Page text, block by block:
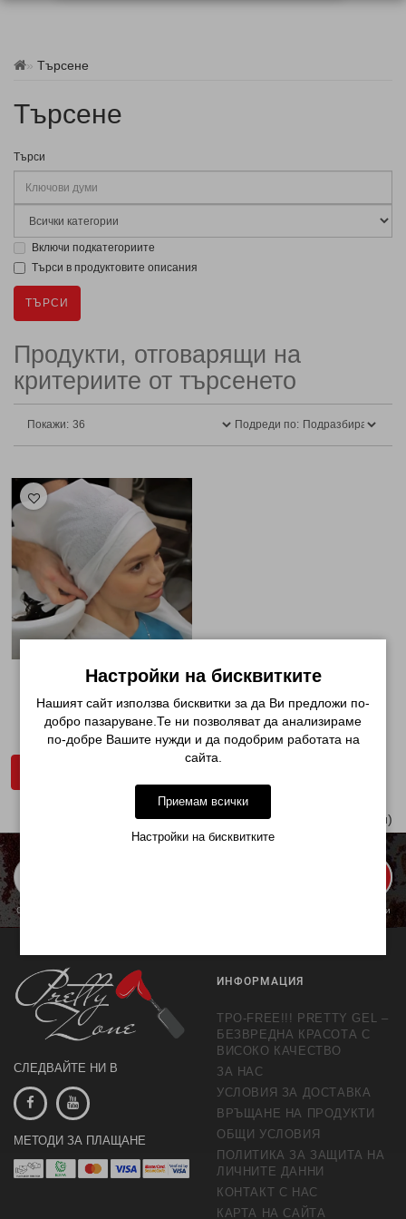
Търсене
Търсене
Търси
Включи подкатегориите
Търси в продуктовите описания
Продукти, отговарящи на
критериите от търсенето
Подреди по:
Покажи:
КЪРПИ ЕДНОКРАТНИ ЗА КОСА
ЛУКС КАЧЕСТВО ...
€ 12.69 (24.82лв.)
Показани 1 от 1 | 1 (1 Страници)
С изпращането се съгласявате с обработката на личните данни с цел предлагане и
СЛЕДВАЙТЕ НИ В
МЕТОДИ ЗА ПЛАЩАНЕ
ИНФОРМАЦИЯ
TPO-FREE!!! PRETTY GEL –
БЕЗВРЕДНА КРАСОТА С
ВИСОКО КАЧЕСТВО
ЗА НАС
УСЛОВИЯ ЗА ДОСТАВКА
ВРЪЩАНЕ НА ПРОДУКТИ
ОБЩИ УСЛОВИЯ
ПОЛИТИКА ЗА ЗАЩИТА НА
ЛИЧНИТЕ ДАННИ
КОНТАКТ С НАС
КАРТА НА САЙТА
Настройки на бисквитките
Нашият сайт използва бисквитки за да Ви предложи по-
добро пазаруване.Те ни позволяват да анализираме
по-добре Вашите нужди и да подобрим работата на
сайта.
Приемам всички
Настройки на бисквитките